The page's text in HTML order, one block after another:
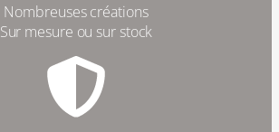
Nombreuses créations
Sur mesure ou sur stock